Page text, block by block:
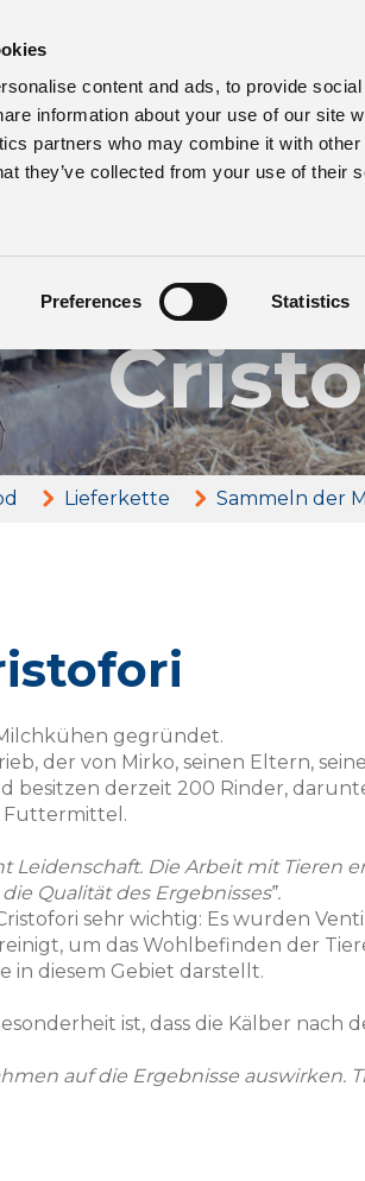
content and ads, to provide
information about your use of our site
partners who may combine it with other
they’ve collected from your use of their
Preferences Statistics
Unsere
Lieferkette Sammeln der
gegründet.
der von Mirko, seinen Eltern,
besitzen derzeit 200 Rinder,
Futtermittel.
Leidenschaft. Die Arbeit mit Tieren
Qualität des Ergebnisses‟.
sehr wichtig: Es wurden
um das Wohlbefinden der
in diesem Gebiet darstellt.
ist, dass die Kälber nach
auf die Ergebnisse auswirken.